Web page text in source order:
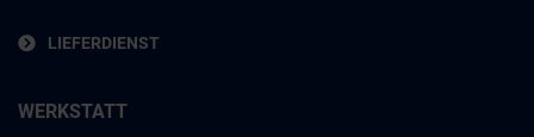
LIEFERDIENST
WERKSTATT